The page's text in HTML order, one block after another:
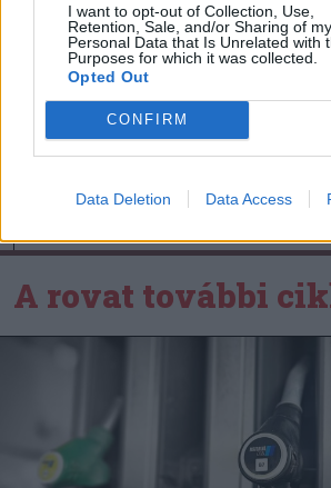
I want to opt-out of Collection, Use,
Retention, Sale, and/or Sharing of my
Personal Data that Is Unrelated with
Purposes for which it was collected.
Opted Out
CONFIRM
Data Deletion Data Access
Nőileg
Sándor Ella: Na,
A rovat további